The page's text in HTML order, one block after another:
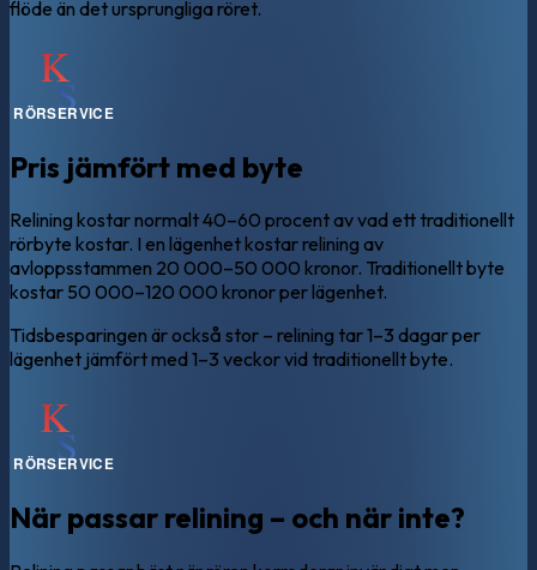
flöde än det ursprungliga röret.
Pris jämfört med byte
Relining kostar normalt 40–60 procent av vad ett traditionellt
rörbyte kostar. I en lägenhet kostar relining av
avloppsstammen 20 000–50 000 kronor. Traditionellt byte
kostar 50 000–120 000 kronor per lägenhet.
Tidsbesparingen är också stor – relining tar 1–3 dagar per
lägenhet jämfört med 1–3 veckor vid traditionellt byte.
När passar relining – och när inte?